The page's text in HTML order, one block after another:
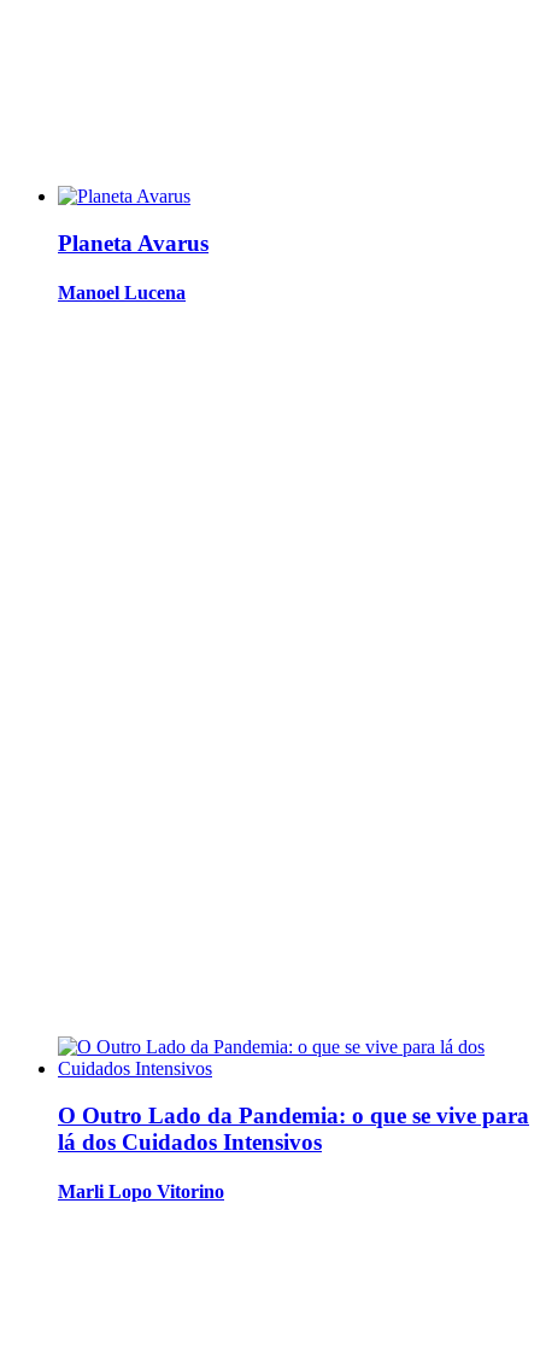
Planeta Avarus
Manoel Lucena
O Outro Lado da Pandemia: o que se vive para
lá dos Cuidados Intensivos
Marli Lopo Vitorino